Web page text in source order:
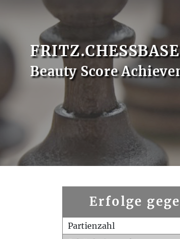
Beauty Score
Erfolge
Partienzahl